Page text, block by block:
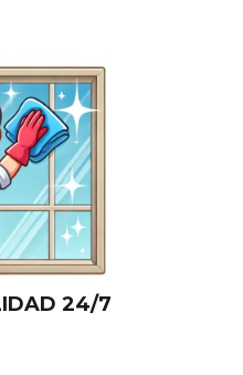
24/7